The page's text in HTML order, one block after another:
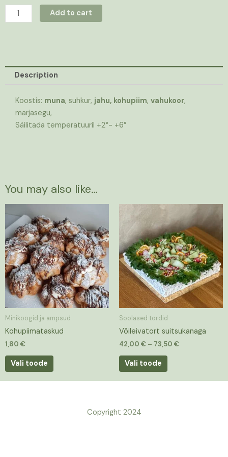
Add to cart
Description
Koostis: muna, suhkur, jahu, kohupiim, vahukoor,
marjasegu,
Säilitada temperatuuril +2°- +6°
You may also like…
Minikoogid ja ampsud
Kohupiimataskud
1,80 €
Vali toode
Soolased tordid
Võileivatort suitsukanaga
42,00 € – 73,50 €
range:
42,00 €
through
73,50 €
Vali toode
product
has
multiple
variants.
The
options
may
be
chosen
on
the
product
page
Copyright 2024